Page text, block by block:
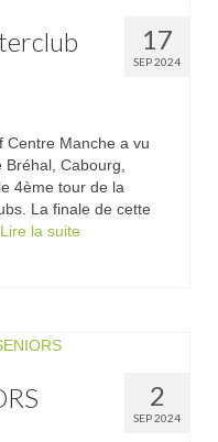
17
SEP 2024
Centre Manche a vu
Cabourg,
4ème tour de la
La finale de cette
Lire la suite­­
2
SEP 2024